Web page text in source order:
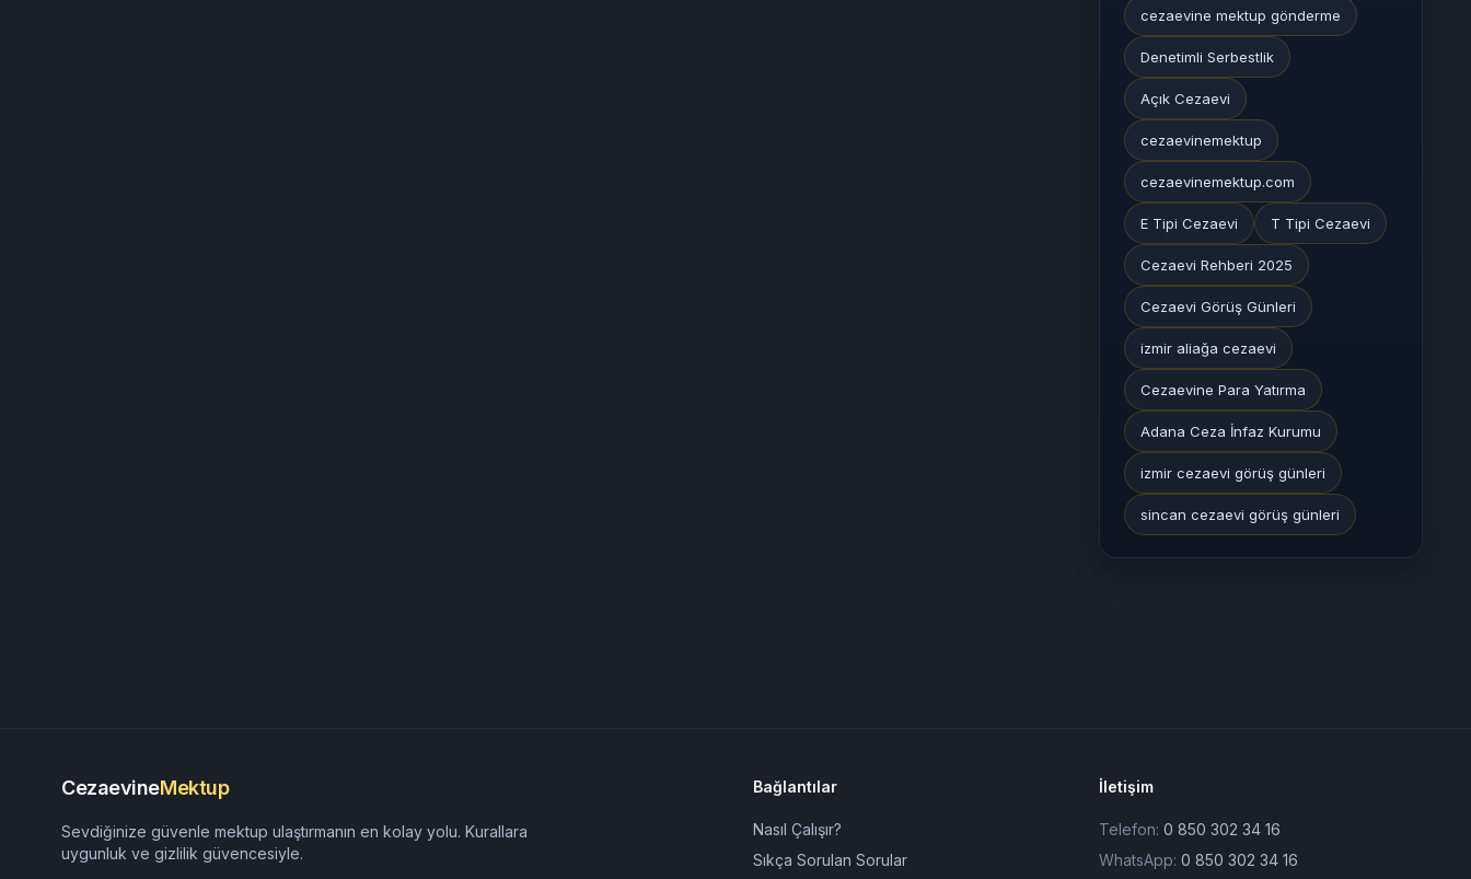
cezaevine mektup gönderme
Denetimli Serbestlik
Açık Cezaevi
cezaevinemektup
cezaevinemektup.com
E Tipi Cezaevi T Tipi Cezaevi
Cezaevi Rehberi 2025
Cezaevi Görüş Günleri
izmir aliağa cezaevi
Cezaevine Para Yatırma
Adana Ceza İnfaz Kurumu
izmir cezaevi görüş günleri
sincan cezaevi görüş günleri
CezaevineMektup
Sevdiğinize güvenle mektup ulaştırmanın en kolay yolu. Kurallara
uygunluk ve gizlilik güvencesiyle.
Bağlantılar
Nasıl Çalışır?
Sıkça Sorulan Sorular
İletişim
Telefon: 0 850 302 34 16
WhatsApp: 0 850 302 34 16